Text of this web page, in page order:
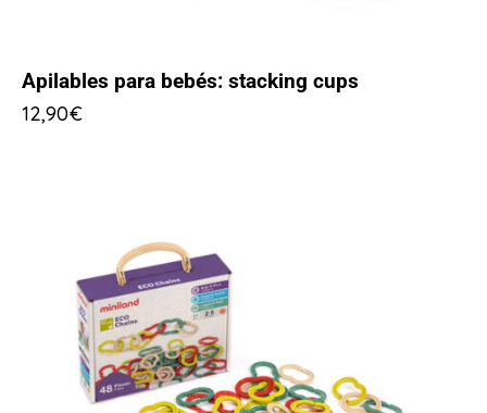
Apilables para bebés: stacking cups
12,90€